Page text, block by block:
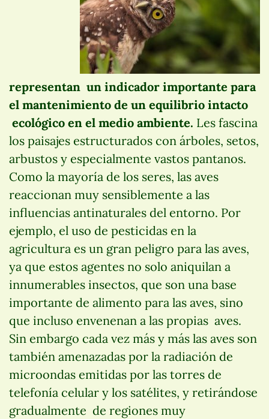
representan un indicador importante para
el mantenimiento de un equilibrio intacto
ecológico en el medio ambiente. Les fascina
los paisajes estructurados con árboles, setos,
arbustos y especialmente vastos pantanos.
Como la mayoría de los seres, las aves
reaccionan muy sensiblemente a las
influencias antinaturales del entorno. Por
ejemplo, el uso de pesticidas en la
agricultura es un gran peligro para las aves,
ya que estos agentes no solo aniquilan a
innumerables insectos, que son una base
importante de alimento para las aves, sino
que incluso envenenan a las propias aves.
Sin embargo cada vez más y más las aves son
también amenazadas por la radiación de
microondas emitidas por las torres de
telefonía celular y los satélites, y retirándose
gradualmente de regiones muy